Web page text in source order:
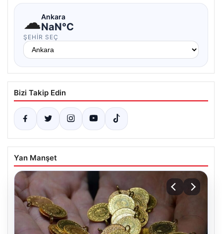
☁Ankara
NaN°C
ŞEHIR SEÇ
Bizi Takip Edin
Yan Manşet